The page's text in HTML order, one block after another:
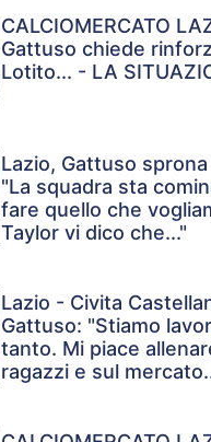
CALCIOMERCATO
Gattuso chiede
Lotito... - LA
Lazio, Gattuso
"La squadra sta
fare quello che
Taylor vi dico che..."
Lazio - Civita
Gattuso: "Stiamo
tanto. Mi piace
ragazzi e sul